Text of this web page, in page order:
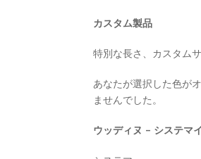
カスタム製品
特別な長さ、カスタム
あなたが選択した色が
ませんでした。
ウッディヌ – システマ